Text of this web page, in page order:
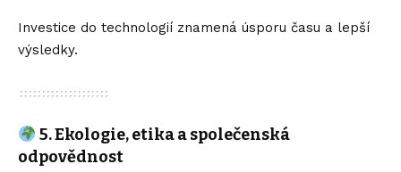
Investice do technologií znamená úsporu času a lepší
výsledky.
5. Ekologie, etika a společenská
odpovědnost